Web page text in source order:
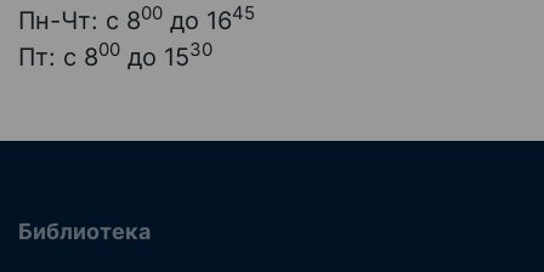
Пн-Чт: с 800 до 1645
Пт: с 800 до 1530
Библиотека